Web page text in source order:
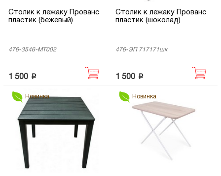
Столик к лежаку Прованс
пластик (бежевый)
476-3546-МТ002
1 500 p
Столик к лежаку Прованс
пластик (шоколад)
476-ЭП 717171шк
1 500 p
Новинка Новинка